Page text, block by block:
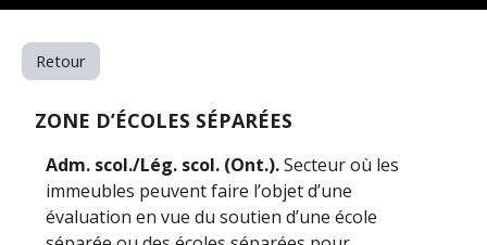
[[nav-toggle]]
toggle]]
Retour
ZONE D’ÉCOLES SÉPARÉES
Adm. scol./Lég. scol. (Ont.).Secteur où les
immeubles peuvent faire l’objet d’une
évaluation en vue du soutien d’une école